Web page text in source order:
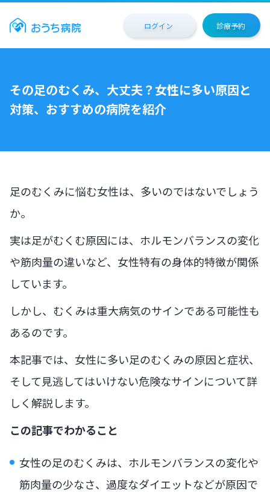
ログイン 診療予約
その足のむくみ、大丈夫？女性に多い原因と
対策、おすすめの病院を紹介
足のむくみに悩む女性は、多いのではないでしょう
か。
実は足がむくむ原因には、ホルモンバランスの変化
や筋肉量の違いなど、女性特有の身体的特徴が関係
しています。
しかし、むくみは重大病気のサインである可能性も
あるのです。
本記事では、女性に多い足のむくみの原因と症状、
そして見逃してはいけない危険なサインについて詳
しく解説します。
この記事でわかること
女性の足のむくみは、ホルモンバランスの変化や
筋肉量の少なさ、過度なダイエットなどが原因で